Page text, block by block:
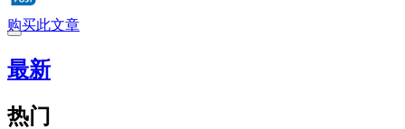
购买此文章
最新
热门